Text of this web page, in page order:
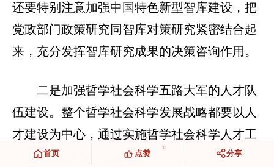
还要特别注意加强中国特色新型智库建设，把
党政部门政策研究同智库对策研究紧密结合起
来，充分发挥智库研究成果的决策咨询作用。
二是加强哲学社会科学五路大军的人才队
伍建设。整个哲学社会科学发展战略都要以人
才建设为中心，通过实施哲学社会科学人才工
程，“着力发现、培养、集聚一批有深厚马克思
首页
0
点赞 分享